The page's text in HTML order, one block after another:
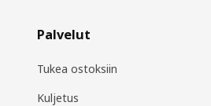
Palvelut
Tukea ostoksiin
Kuljetus